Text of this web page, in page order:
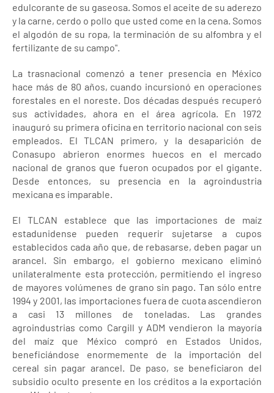
edulcorante de su gaseosa. Somos el aceite de su aderezo
y la carne, cerdo o pollo que usted come en la cena. Somos
el algodón de su ropa, la terminación de su alfombra y el
fertilizante de su campo".
La trasnacional comenzó a tener presencia en México
hace más de 80 años, cuando incursionó en operaciones
forestales en el noreste. Dos décadas después recuperó
sus actividades, ahora en el área agrícola. En 1972
inauguró su primera oficina en territorio nacional con seis
empleados. El TLCAN primero, y la desaparición de
Conasupo abrieron enormes huecos en el mercado
nacional de granos que fueron ocupados por el gigante.
Desde entonces, su presencia en la agroindustria
mexicana es imparable.
El TLCAN establece que las importaciones de maíz
estadunidense pueden requerir sujetarse a cupos
establecidos cada año que, de rebasarse, deben pagar un
arancel. Sin embargo, el gobierno mexicano eliminó
unilateralmente esta protección, permitiendo el ingreso
de mayores volúmenes de grano sin pago. Tan sólo entre
1994 y 2001, las importaciones fuera de cuota ascendieron
a casi 13 millones de toneladas. Las grandes
agroindustrias como Cargill y ADM vendieron la mayoría
del maíz que México compró en Estados Unidos,
beneficiándose enormemente de la importación del
cereal sin pagar arancel. De paso, se beneficiaron del
subsidio oculto presente en los créditos a la exportación